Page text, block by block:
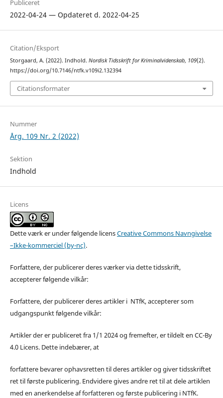
Publiceret
2022-04-24 — Opdateret d. 2022-04-25
Citation/Eksport
Storgaard, A. (2022). Indhold. Nordisk Tidsskrift for Kriminalvidenskab, 109(2).
https://doi.org/10.7146/ntfk.v109i2.132394
Citationsformater
Nummer
Årg. 109 Nr. 2 (2022)
Sektion
Indhold
Licens
Dette værk er under følgende licensCreative Commons Navngivelse
–Ikke-kommerciel (by-nc).
Forfattere, der publicerer deres værker via dette tidsskrift,
accepterer følgende vilkår:
Forfattere, der publicerer deres artikler i NTfK, accepterer som
udgangspunkt følgende vilkår:
Artikler der er publiceret fra 1/1 2024 og fremefter, er tildelt en CC-By
4.0 Licens. Dette indebærer, at
forfattere bevarer ophavsretten til deres artikler og giver tidsskriftet
ret til første publicering. Endvidere gives andre ret til at dele artiklen
med en anerkendelse af forfatteren og første publicering i NTfK.